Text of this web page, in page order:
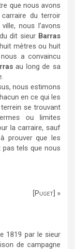
que nous avons
du terroir
nous l’avons
dit sieur Barras
mètres ou huit
a convaincu
au long de sa
nous estimons
en ce qui les
se trouvant
ou limites
la carraire, sauf
prouver que les
tels que nous
[Puget] »
1819 par le sieur
de campagne